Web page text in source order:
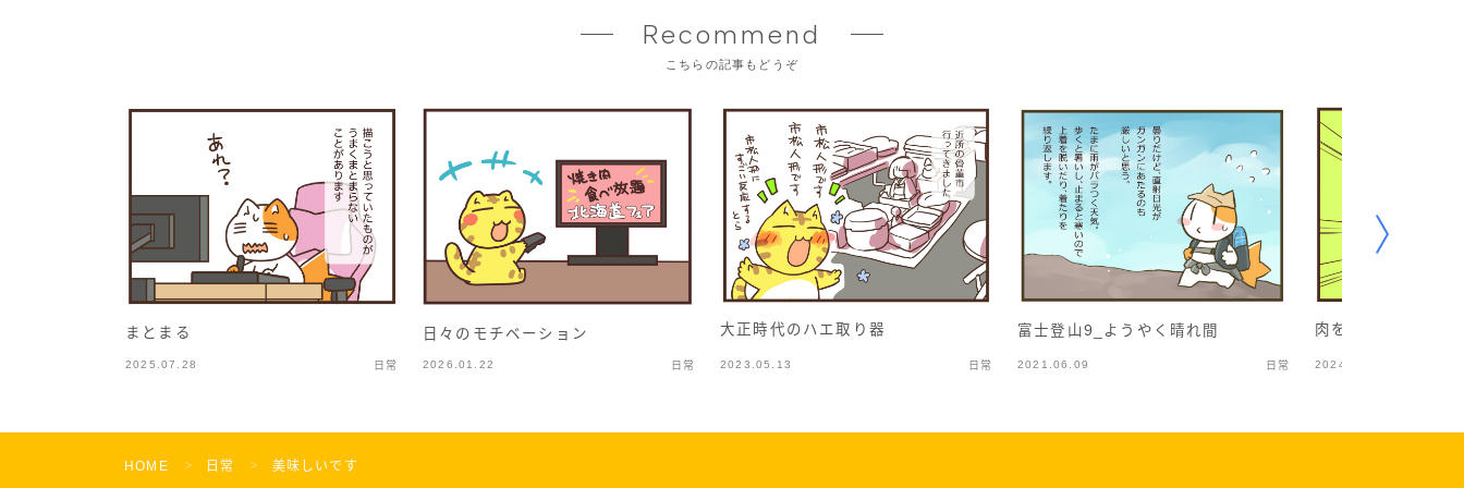
Recommend
こちらの記事もどうぞ
まとまる
2025.07.28 日常
日々のモチベーション
2026.01.22 日常
大正時代のハエ取り器
2023.05.13 日常
富士登山9_ようやく晴れ間
2021.06.09 日常
肉を所望する
2024.01.27
HOME ＞ 日常 ＞ 美味しいです